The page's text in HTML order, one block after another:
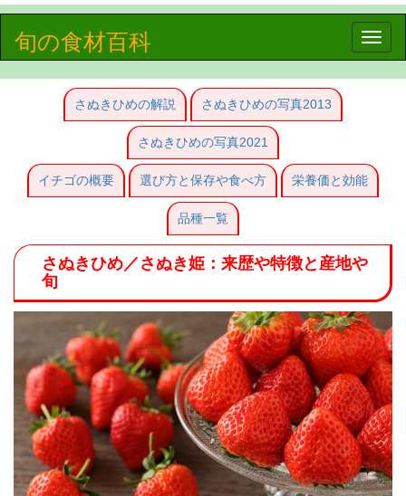
Toggle
旬の食材百科
さぬきひめの解説 さぬきひめの写真2013
さぬきひめの写真2021
イチゴの概要 選び方と保存や食べ方 栄養価と効能
品種一覧
さぬきひめ／さぬき姫：来歴や特徴と産地や
旬